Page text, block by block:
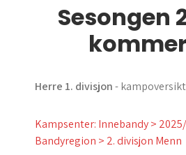
Sesongen
Herre 1. divisjon- kampoversikt
Kampsenter: Innebandy >
Bandyregion > 2. divisjon Menn